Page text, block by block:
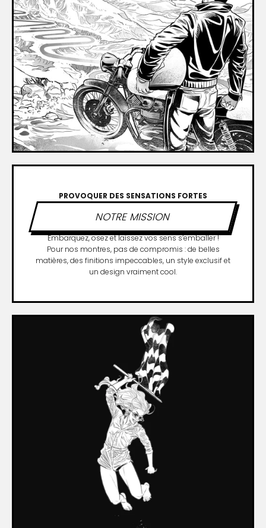
PROVOQUER DES SENSATIONS FORTES
NOTRE MISSION
Embarquez, osez et laissez vos sens s’emballer !
Pour nos montres, pas de compromis : de belles
matières, des finitions impeccables, un style exclusif et
un design vraiment cool.